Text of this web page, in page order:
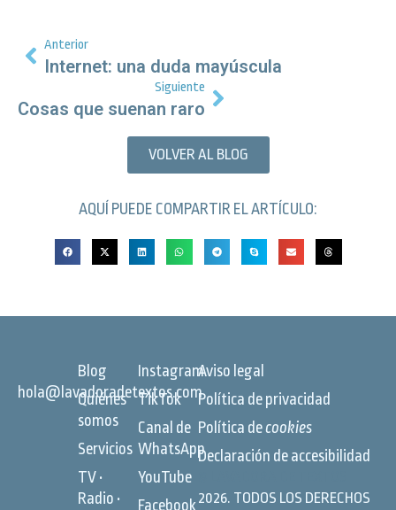
Anterior
Internet: una duda mayúscula
Siguiente
Cosas que suenan raro
VOLVER AL BLOG
AQUÍ PUEDE COMPARTIR EL ARTÍCULO:
hola@lavadoradetextos.com
Blog
Quiénes
somos
Servicios
TV •
Radio •
Instagram
TikTok
Canal de
WhatsApp
YouTube
Facebook
Aviso legal
Política de privacidad
Política decookies
Declaración de accesibilidad
2026. TODOS LOS DERECHOS